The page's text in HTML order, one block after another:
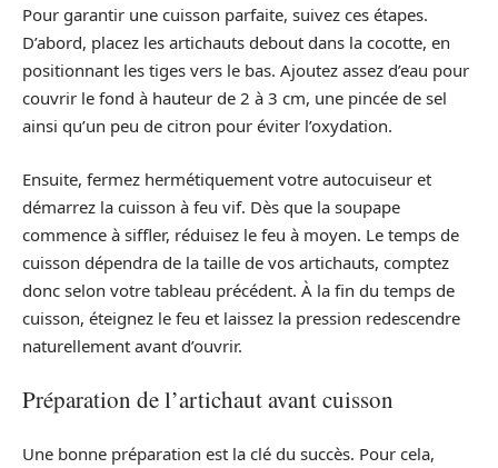
Pour garantir une cuisson parfaite, suivez ces étapes.
D’abord, placez les artichauts debout dans la cocotte, en
positionnant les tiges vers le bas. Ajoutez assez d’eau pour
couvrir le fond à hauteur de 2 à 3 cm, une pincée de sel
ainsi qu’un peu de citron pour éviter l’oxydation.
Ensuite, fermez hermétiquement votre autocuiseur et
démarrez la cuisson à feu vif. Dès que la soupape
commence à siffler, réduisez le feu à moyen. Le temps de
cuisson dépendra de la taille de vos artichauts, comptez
donc selon votre tableau précédent. À la fin du temps de
cuisson, éteignez le feu et laissez la pression redescendre
naturellement avant d’ouvrir.
Préparation de l’artichaut avant cuisson
Une bonne préparation est la clé du succès. Pour cela,